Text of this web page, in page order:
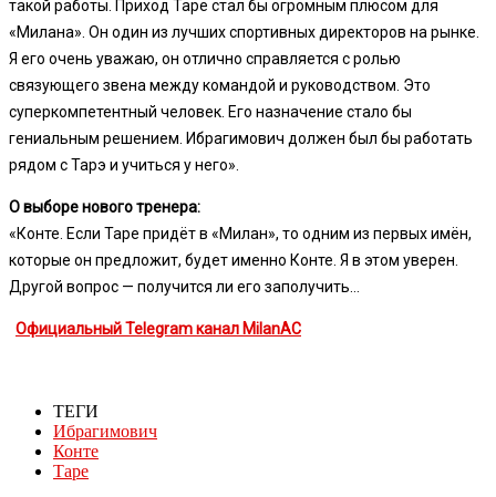
такой работы. Приход Таре стал бы огромным плюсом для
«Милана». Он один из лучших спортивных директоров на рынке.
Я его очень уважаю, он отлично справляется с ролью
связующего звена между командой и руководством. Это
суперкомпетентный человек. Его назначение стало бы
гениальным решением. Ибрагимович должен был бы работать
рядом с Тарэ и учиться у него».
О выборе нового тренера:
«Конте. Если Таре придёт в «Милан», то одним из первых имён,
которые он предложит, будет именно Конте. Я в этом уверен.
Другой вопрос — получится ли его заполучить…
Официальный Telegram канал MilanAC
ТЕГИ
Ибрагимович
Конте
Таре